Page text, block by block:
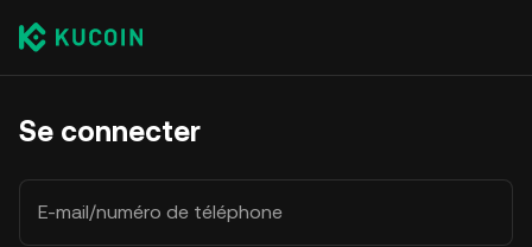
Se connecter
E-mail/numéro de téléphone